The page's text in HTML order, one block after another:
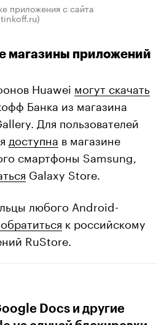
приложения с сайта
магазины приложений
Huawei могут скачать
Банка из магазина
Для пользователей
доступна в магазине
смартфоны Samsung,
Galaxy Store.
любого Android-
к российскому
RuStore.
Docs и другие